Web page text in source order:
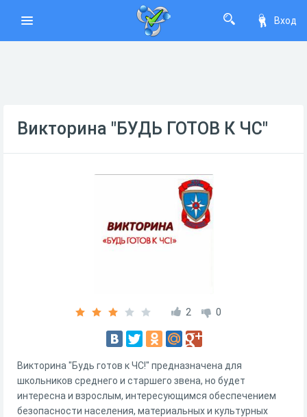
Вход
Викторина "БУДЬ ГОТОВ К ЧС"
2 0
Викторина "Будь готов к ЧС!" предназначена для
школьников среднего и старшего звена, но будет
интересна и взрослым, интересующимся обеспечением
безопасности населения, материальных и культурных